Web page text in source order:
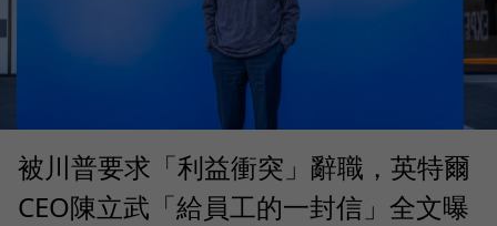
被川普要求「利益衝突」辭職，英特爾
CEO陳立武「給員工的一封信」全文曝